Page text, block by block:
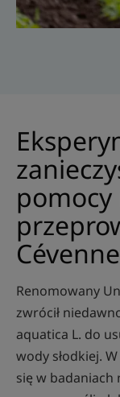
pomocy
Renomowany
zwrócił
aquatica L. do
wody słodkiej.
się w badaniach